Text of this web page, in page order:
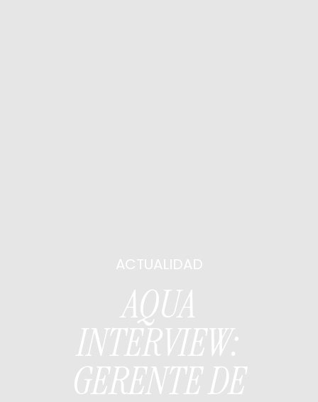
ACTUALIDAD
AQUA
INTERVIEW:
GERENTE DE